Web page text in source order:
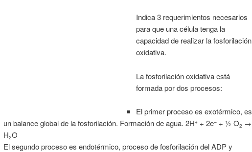
Indica 3 requerimientos necesarios
para que una célula tenga la
capacidad de realizar la fosforilación
oxidativa.
La fosforilación oxidativa está
formada por dos procesos:
El primer proceso es exotérmico, es
un balance global de la fosforilación. Formación de agua. 2H+ + 2e–+ ½ O2 →
H2O
El segundo proceso es endotérmico, proceso de fosforilación del ADPy